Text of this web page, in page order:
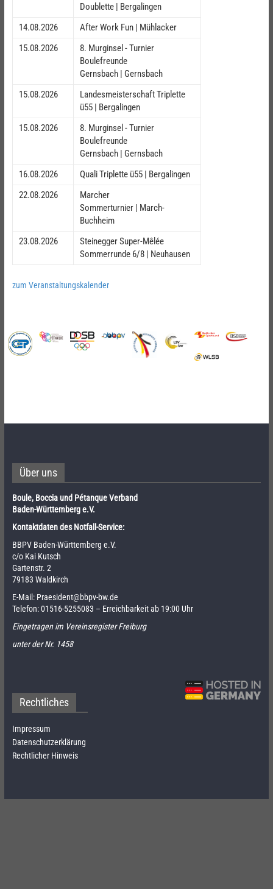
Doublette | Bergalingen
14.08.2026
After Work Fun | Mühlacker
15.08.2026
8. Murginsel - Turnier
Boulefreunde
Gernsbach | Gernsbach
15.08.2026
Landesmeisterschaft Triplette
ü55 | Bergalingen
15.08.2026
8. Murginsel - Turnier
Boulefreunde
Gernsbach | Gernsbach
16.08.2026
Quali Triplette ü55 | Bergalingen
22.08.2026
Marcher
Sommerturnier | March-
Buchheim
23.08.2026
Steinegger Super-Mêlée
Sommerrunde 6/8 | Neuhausen
zum Veranstaltungskalender
Über uns
Boule, Boccia und Pétanque Verband
Baden-Württemberg e.V.
Kontaktdaten des Notfall-Service:
BBPV Baden-Württemberg e.V.
c/o Kai Kutsch
Gartenstr. 2
79183 Waldkirch
E-Mail: Praesident@bbpv-bw.de
Telefon:01516-5255083 – Erreichbarkeit ab 19:00 Uhr
Eingetragen im Vereinsregister Freiburg
unter der Nr. 1458
Rechtliches
Impressum
Datenschutzerklärung
Rechtlicher Hinweis